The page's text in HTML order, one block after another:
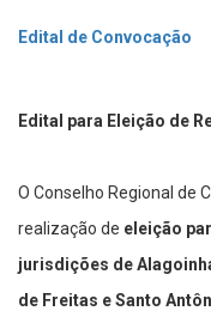
Edital de Convocação
Edital para Eleição de
O Conselho Regional de
realização de eleição
jurisdições de
de Freitas e Santo